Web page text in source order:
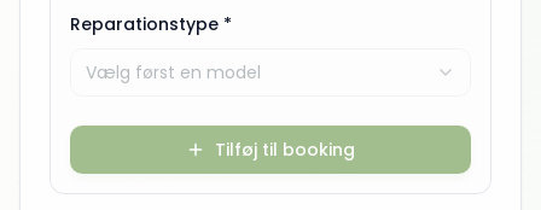
Reparationstype *
Vælg først en model
Tilføj til booking